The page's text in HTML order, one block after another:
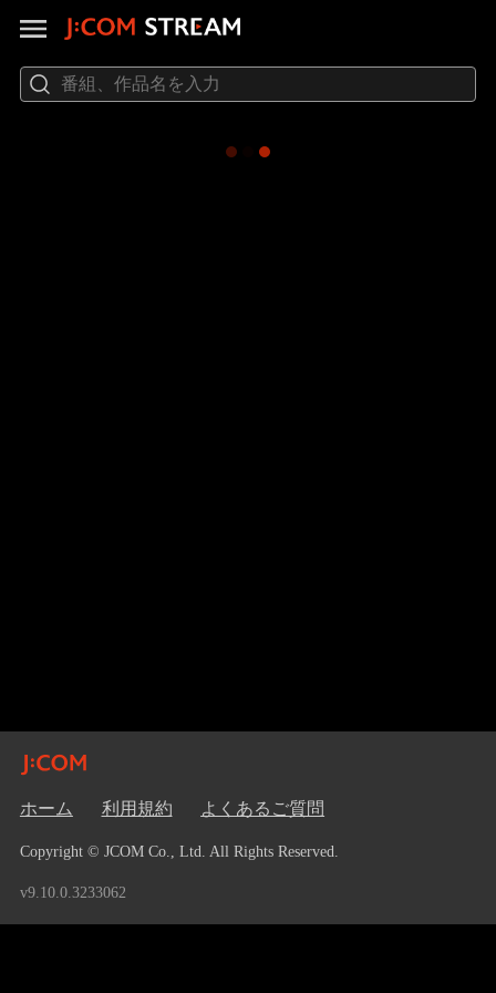
ホーム 利用規約 よくあるご質問
Copyright © JCOM Co., Ltd. All Rights Reserved.
v9.10.0.3233062